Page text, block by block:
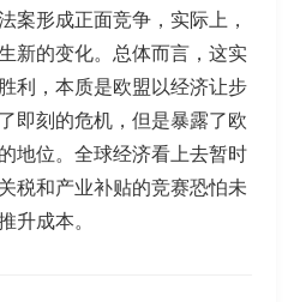
案形成正面竞争，实际上，
新的变化。总体而言，这实
利，本质是欧盟以经济让步
即刻的危机，但是暴露了欧
地位。全球经济看上去暂时
税和产业补贴的竞赛恐怕未
升成本。